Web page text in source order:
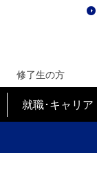
修了生の方
就職･キャリア